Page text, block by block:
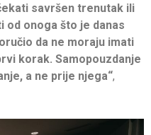
savršen trenutak ili
od onoga što je danas
da ne moraju imati
korak. Samopouzdanje
a ne prije njega“,